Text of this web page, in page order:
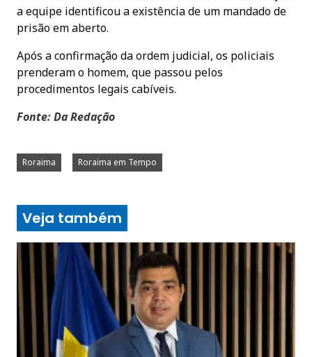
a equipe identificou a existência de um mandado de
prisão em aberto.
Após a confirmação da ordem judicial, os policiais
prenderam o homem, que passou pelos
procedimentos legais cabíveis.
Fonte: Da Redação
Roraima Roraima em Tempo
Veja também